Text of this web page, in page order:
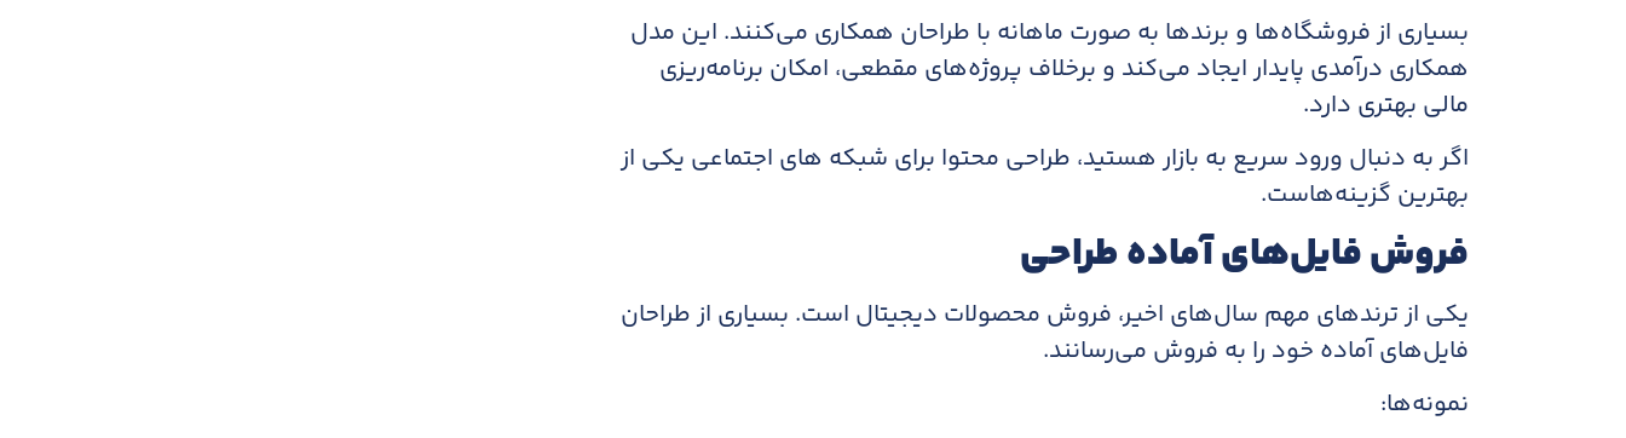
بسیاری از فروشگاه‌ها و برندها به صورت ماهانه با طراحان همکاری می‌کنند. این مدل
همکاری درآمدی پایدار ایجاد می‌کند و برخلاف پروژه‌های مقطعی، امکان برنامه‌ریزی
مالی بهتری دارد.
اگر به دنبال ورود سریع به بازار هستید، طراحی محتوا برای شبکه های اجتماعی یکی از
بهترین گزینه‌هاست.
فروش فایل‌های آماده طراحی
یکی از ترندهای مهم سال‌های اخیر، فروش محصولات دیجیتال است. بسیاری از طراحان
فایل‌های آماده خود را به فروش می‌رسانند.
نمونه‌ها: